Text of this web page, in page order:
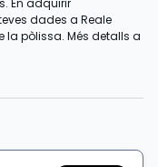
En adquirir
dades a Reale
la pòlissa. Més detalls a